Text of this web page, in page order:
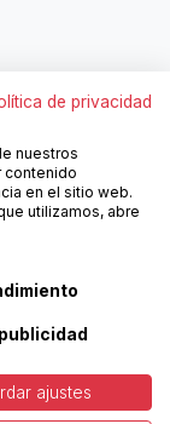
de privacidad
nuestros
contenido
en el sitio web.
utilizamos, abre
ajustes